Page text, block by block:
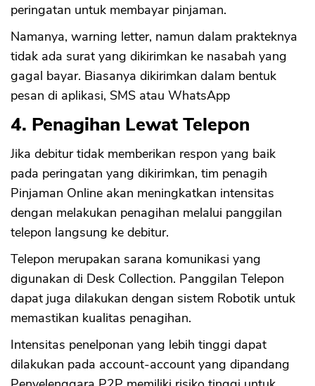
peringatan untuk membayar pinjaman.
Namanya, warning letter, namun dalam prakteknya
tidak ada surat yang dikirimkan ke nasabah yang
gagal bayar. Biasanya dikirimkan dalam bentuk
pesan di aplikasi, SMS atau WhatsApp
4. Penagihan Lewat Telepon
Jika debitur tidak memberikan respon yang baik
pada peringatan yang dikirimkan, tim penagih
Pinjaman Online akan meningkatkan intensitas
dengan melakukan penagihan melalui panggilan
telepon langsung ke debitur.
Telepon merupakan sarana komunikasi yang
digunakan di Desk Collection. Panggilan Telepon
dapat juga dilakukan dengan sistem Robotik untuk
memastikan kualitas penagihan.
Intensitas penelponan yang lebih tinggi dapat
dilakukan pada account-account yang dipandang